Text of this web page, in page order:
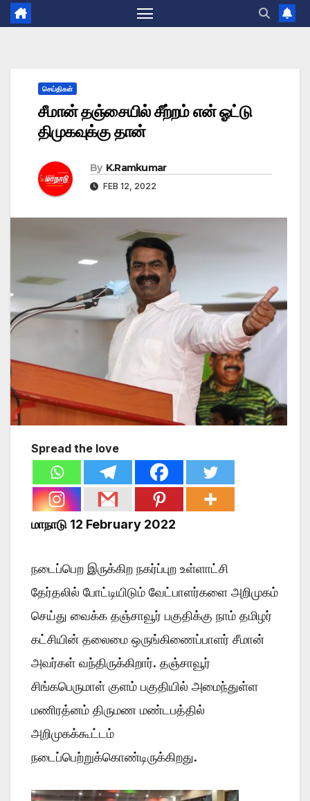
செய்திகள்
சீமான் தஞ்சையில் சீற்றம் என் ஓட்டு
திமுகவுக்கு தான்
By K.Ramkumar
FEB 12, 2022
Spread the love
மாநாடு 12 February 2022
நடைப்பெற இருக்கிற நகர்ப்புற உள்ளாட்சி
தேர்தலில் போட்டியிடும் வேட்பாளர்களை அறிமுகம்
செய்து வைக்க தஞ்சாவூர் பகுதிக்கு நாம் தமிழர்
கட்சியின் தலைமை ஒருங்கிணைப்பாளர் சீமான்
அவர்கள் வந்திருக்கிறார். தஞ்சாவூர்
சிங்கபெருமாள் குளம் பகுதியில் அமைந்துள்ள
மணிரத்னம் திருமண மண்டபத்தில்
அறிமுகக்கூட்டம்
நடைப்பெற்றுக்கொண்டிருக்கிறது.